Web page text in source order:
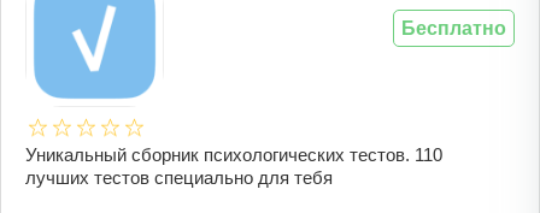
Уникальный сборник психологических тестов. 110
лучших тестов специально для тебя
Бесплатно